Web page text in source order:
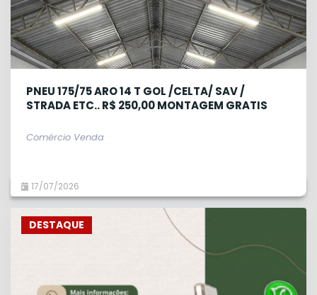
PNEU 175/75 ARO 14 T GOL /CELTA/ SAV /
STRADA ETC.. R$ 250,00 MONTAGEM GRATIS
Comércio Venda
17/07/2026
DESTAQUE